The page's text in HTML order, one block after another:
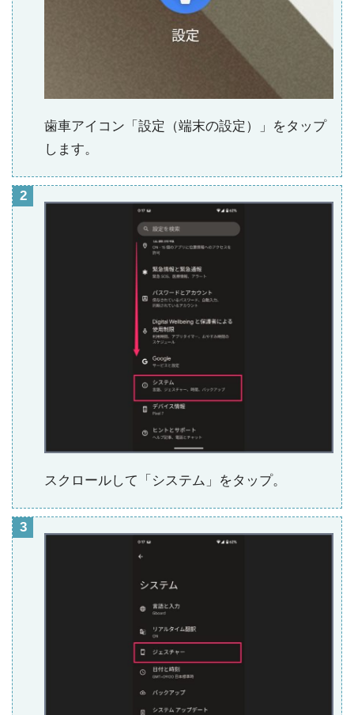
歯車アイコン「設定（端末の設定）」をタップ
します。
スクロールして「システム」をタップ。